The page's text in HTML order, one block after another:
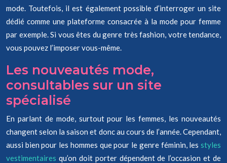
mode. Toutefois, il est également possible d’interroger un site
dédié comme une plateforme consacrée à la mode pour femme
par exemple. Si vous êtes du genre très fashion, votre tendance,
vous pouvez l’imposer vous-même.
Les nouveautés mode,
consultables sur un site
spécialisé
En parlant de mode, surtout pour les femmes, les nouveautés
changent selon la saison et donc au cours de l’année. Cependant,
aussi bien pour les hommes que pour le genre féminin, les styles
vestimentaires qu’on doit porter dépendent de l’occasion et de